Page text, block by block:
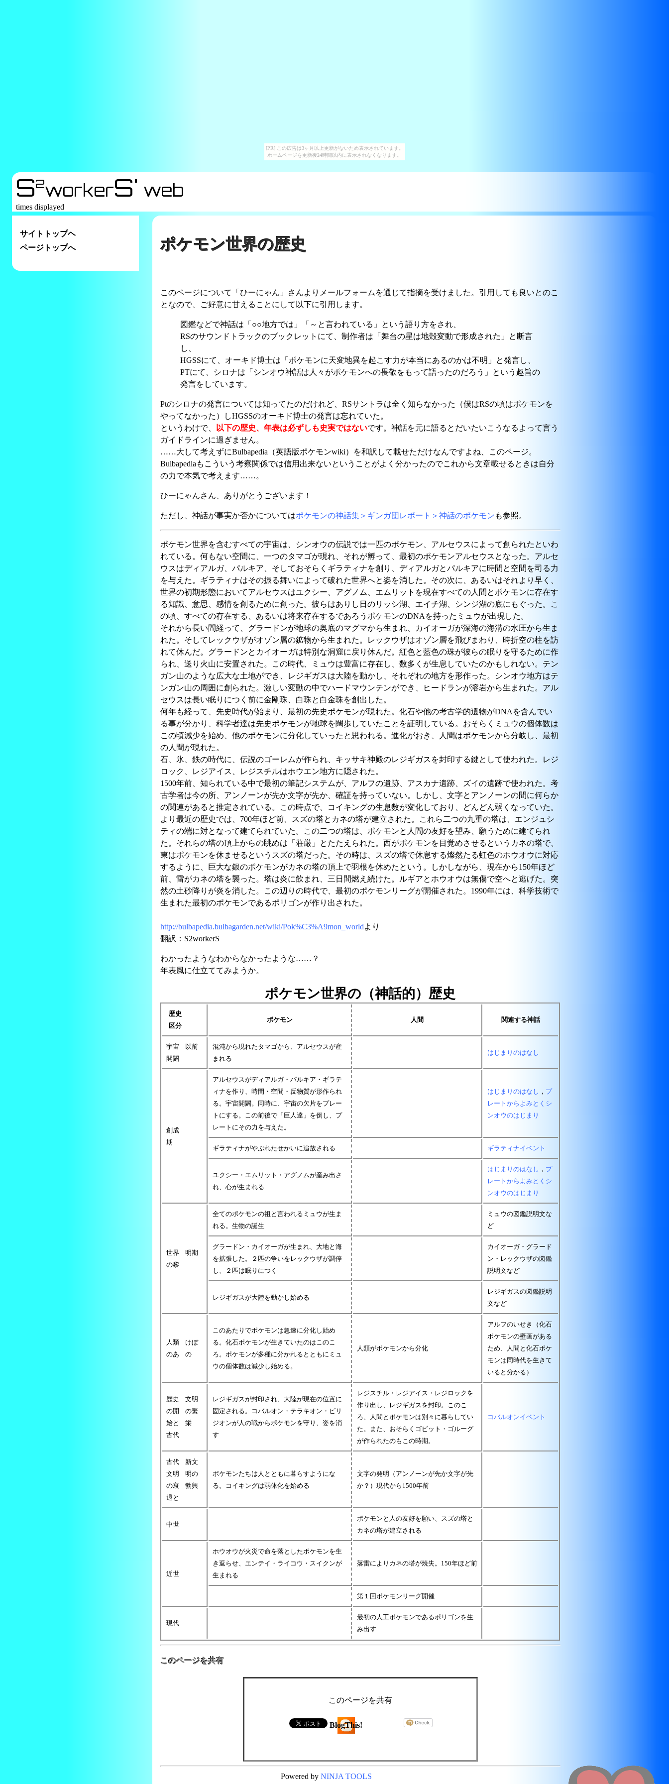
[PR] この広告は3ヶ月以上更新がないため表示されています。
ホームページを更新後24時間以内に表示されなくなります。
S2workerS' web
サイトトップヘ
ページトップへ
ポケモン世界の歴史
このページについて ひーにゃん
さんよりメールフォームを通じて指摘を受けました。引用しても良いとのこ
となので、ご好意に甘えることにして以下に引用します。
図鑑などで神話は「○○地方では」「～と言われている」という語り方をされ、
RSのサウンドトラックのブックレットにて、制作者は「舞台の星は地殻変動で形成された」と断言
し、
HGSSにて、オーキド博士は「ポケモンに天変地異を起こす力が本当にあるのかは不明」と発言し、
PTにて、シロナは「シンオウ神話は人々がポケモンへの畏敬をもって語ったのだろう」という趣旨の
発言をしています。
Ptのシロナの発言については知ってたのだけれど、RSサントラは全く知らなかった（僕はRSの頃はポケモンを
やってなかった）しHGSSのオーキド博士の発言は忘れていた。
というわけで、
以下の歴史、年表は必ずしも史実ではないです。神話を元に語るとだいたいこうなるよって言う
ガイドラインに過ぎません。
……大して考えずにBulbapedia（英語版ポケモンwiki）を和訳して載せただけなんですよね、このページ。
Bulbapediaもこういう考察関係では信用出来ないということがよく分かったのでこれから文章載せるときは自分
の力で本気で考えます……。
ひーにゃんさん、ありがとうございます！
ただし、神話が事実か否かについてはポケモンの神話集＞ギンガ団レポート＞神話のポケモン も参照。
ポケモン世界を含むすべての宇宙は、シンオウの伝説では一匹のポケモン、アルセウスによって創られたといわ
れている。何もない空間に、一つのタマゴが現れ、それが孵って、最初のポケモンアルセウスとなった。アルセ
ウスはディアルガ、パルキア、そしておそらくギラティナを創り、ディアルガとパルキアに時間と空間を司る力
を与えた。ギラティナはその振る舞いによって破れた世界へと姿を消した。その次に、あるいはそれより早く、
世界の初期形態においてアルセウスはユクシー、アグノム、エムリットを現在すべての人間とポケモンに存在す
る知識、意思、感情を創るために創った。彼らはありし日のリッシ湖、エイチ湖、シンジ湖の底にもぐった。こ
の頃、すべての存在する、あるいは将来存在するであろうポケモンのDNAを持ったミュウが出現した。
それから長い間経って、グラードンが地球の奥底のマグマから生まれ、カイオーガが深海の海溝の水圧から生ま
れた。そしてレックウザがオゾン層の鉱物から生まれた。レックウザはオゾン層を飛びまわり、時折空の柱を訪
れて休んだ。グラードンとカイオーガは特別な洞窟に戻り休んだ。紅色と藍色の珠が彼らの眠りを守るために作
られ、送り火山に安置された。この時代、ミュウは豊富に存在し、数多くが生息していたのかもしれない。テン
ガン山のような広大な土地ができ、レジギガスは大陸を動かし、それぞれの地方を形作った。シンオウ地方はテ
ンガン山の周囲に創られた。激しい変動の中でハードマウンテンができ、ヒードランが溶岩から生まれた。アル
セウスは長い眠りにつく前に金剛珠、白珠と白金珠を創出した。
何年も経って、先史時代が始まり、最初の先史ポケモンが現れた。化石や他の考古学的遺物がDNAを含んでい
る事が分かり、科学者達は先史ポケモンが地球を闊歩していたことを証明している。おそらくミュウの個体数は
この頃減少を始め、他のポケモンに分化していったと思われる。進化がおき、人間はポケモンから分岐し、最初
の人間が現れた。
石、氷、鉄の時代に、伝説のゴーレムが作られ、キッサキ神殿のレジギガスを封印する鍵として使われた。レジ
ロック、レジアイス、レジスチルはホウエン地方に隠された。
1500年前、知られている中で最初の筆記システムが、アルフの遺跡、アスカナ遺跡、ズイの遺跡で使われた。考
古学者は今の所、アンノーンが先か文字が先か、確証を持っていない。しかし、文字とアンノーンの間に何らか
の関連があると推定されている。この時点で、コイキングの生息数が変化しており、どんどん弱くなっていた。
より最近の歴史では、700年ほど前、スズの塔とカネの塔が建立された。これら二つの九重の塔は、エンジュシ
ティの端に対となって建てられていた。この二つの塔は、ポケモンと人間の友好を望み、願うために建てられ
た。それらの塔の頂上からの眺めは「荘厳」とたたえられた。西がポケモンを目覚めさせるというカネの塔で、
東はポケモンを休ませるというスズの塔だった。その時は、スズの塔で休息する燦然たる虹色のホウオウに対応
するように、巨大な銀のポケモンがカネの塔の頂上で羽根を休めたという。しかしながら、現在から150年ほど
前、雷がカネの塔を襲った。塔は炎に飲まれ、三日間燃え続けた。ルギアとホウオウは無傷で空へと逃げた。突
然の土砂降りが炎を消した。この辺りの時代で、最初のポケモンリーグが開催された。1990年には、科学技術で
生まれた最初のポケモンであるポリゴンが作り出された。
http://bulbapedia.bulbagarden.net/wiki/Pok%C3%A9mon_worldより
翻訳：S2workerS
わかったようなわからなかったような……？
年表風に仕立ててみようか。
ポケモン世界の（神話的）歴史
歴史
区分
ポケモン 人間 関連する神話
宇宙
開闢
以前
混沌から現れたタマゴから、アルセウスが産
まれる
はじまりのはなし
創成
期
アルセウスがディアルガ・パルキア・ギラテ
ィナを作り、時間・空間・反物質が形作られ
る。宇宙開闢。同時に、宇宙の欠片をプレー
トにする。この前後で「巨人達」を倒し、プ
レートにその力を与えた。
はじまりのはなし ， プ
レートからよみとくシ
ンオウのはじまり
ギラティナがやぶれたせかいに追放される ギラティナイベント
ユクシー・エムリット・アグノムが産み出さ
れ、心が生まれる
はじまりのはなし ， プ
レートからよみとくシ
ンオウのはじまり
世界
の黎
明期
全てのポケモンの祖と言われるミュウが生ま
れる。生物の誕生
ミュウの図鑑説明文な
ど
グラードン・カイオーガが生まれ、大地と海
を拡張した。２匹の争いをレックウザが調停
し、２匹は眠りにつく
カイオーガ・グラード
ン・レックウザの図鑑
説明文など
レジギガスが大陸を動かし始める
レジギガスの図鑑説明
文など
人類
のあ
けぼ
の
このあたりでポケモンは急速に分化し始め
る。化石ポケモンが生きていたのはこのこ
ろ。ポケモンが多種に分かれるとともにミュ
ウの個体数は減少し始める。
人類がポケモンから分化
アルフのいせき（化石
ポケモンの壁画がある
ため、人間と化石ポケ
モンは同時代を生きて
いると分かる）
歴史
の開
始と
古代
文明
の繁
栄
レジギガスが封印され、大陸が現在の位置に
固定される。コバルオン・テラキオン・ビリ
ジオンが人の戦からポケモンを守り、姿を消
す
レジスチル・レジアイス・レジロックを
作り出し、レジギガスを封印。このこ
ろ、人間とポケモンは別々に暮らしてい
た。また、おそらくゴビット・ゴルーグ
が作られたのもこの時期。
コバルオンイベント
古代
文明
の衰
退と
新文
明の
勃興
ポケモンたちは人とともに暮らすようにな
る。コイキングは弱体化を始める
文字の発明（アンノーンが先か文字が先
か？）現代から1500年前
中世
ポケモンと人の友好を願い、スズの塔と
カネの塔が建立される
近世
ホウオウが火災で命を落としたポケモンを生
き返らせ、エンテイ・ライコウ・スイクンが
生まれる
落雷によりカネの塔が焼失。150年ほど前
第１回ポケモンリーグ開催
現代
最初の人工ポケモンであるポリゴンを生
み出す
このページを共有
このページを共有
BlogThis!
Powered by NINJA TOOLS